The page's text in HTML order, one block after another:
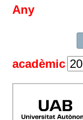
Any
acadèmic